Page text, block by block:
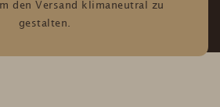
den Versand klimaneutral zu
gestalten.